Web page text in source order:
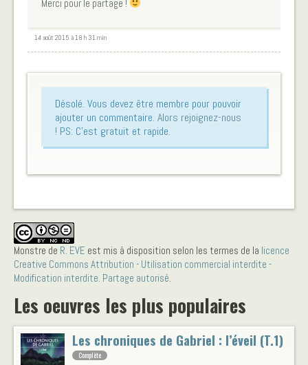
Merci pour le partage !
14 août 2015 à 18 h 31 min
Désolé. Vous devez être membre pour pouvoir
ajouter un commentaire. Alors rejoignez-nous
! PS: C'est gratuit et rapide.
Monstre de R. EVE est mis à disposition selon les termes de la licence
Creative Commons Attribution - Utilisation commercial interdite -
Modification interdite. Partage autorisé
Les oeuvres les plus populaires
Les chroniques de Gabriel : l’éveil (T.1)
Complète